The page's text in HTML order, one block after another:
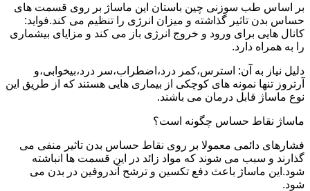
بر اساس طب سوزنی چین باستان این ماساژ بر روی قسمت های
حساس بدن تاثیر گذاشته و میزان انرژی را تنظیم می کند.فواید:
کانال هایی برای ورود و خروج انرژی باز می کند و مزایای بیشماری
را به همراه دارد.
دلیل نیاز به آن: استرس،کمر درد،اضطراب،سر درد،بیخوابی،و
آرتروز تنها نمونه های کوچکی از بیماری هایی هستند که از طریق این
نوع ماساژ قابل درمان می باشند.
ماساژ نقاط حساس چگونه است؟
فشارهای دائمی معمولا بر روی نقاط حساس بدن تاثیر منفی می
گذارند و سبب می شوند که مواد زائد در این قسمت ها انباشته
شود.این ماساژ باعث دفع تکسین و ترشح آندروفین در بدن می
شود.